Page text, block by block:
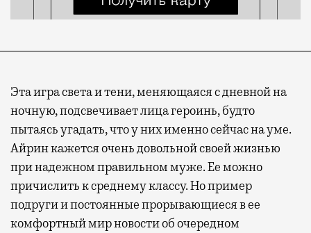
Эта игра света и тени, меняющаяся с дневной на
ночную, подсвечивает лица героинь, будто
пытаясь угадать, что у них именно сейчас на уме.
Айрин кажется очень довольной своей жизнью
при надежном правильном муже. Ее можно
причислить к среднему классу. Но пример
подруги и постоянные прорывающиеся в ее
комфортный мир новости об очередном